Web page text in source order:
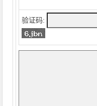
验证码: